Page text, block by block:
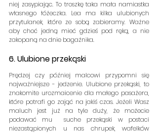
niej zasypiając. To troszkę taka mała namiastka
własnego łóżeczka. Lea ma kilka ulubionych
przytulanek, które ze sobą zabieramy. Ważne
aby choć jedną mieć gdzieś pod ręką, a nie
zakopaną na dnie bagażnika.
6. Ulubione przekąski
Prędzej czy później malcowi przypomni się
najważniejsze - jedzenie. Ulubione przekąski, to
znakomite urozmaicenie dla małego pasażera,
które potrafi go zająć na jakiś czas. Jeżeli Wasz
maluch jest już na tyle duży, że możecie
podawać mu  suche przekąski w postaci
niezastąpionych u nas chrupek, wafelków